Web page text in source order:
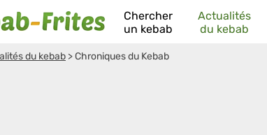
Chercher
un kebab
Actualités
du kebab
du kebab >Chroniques du Kebab